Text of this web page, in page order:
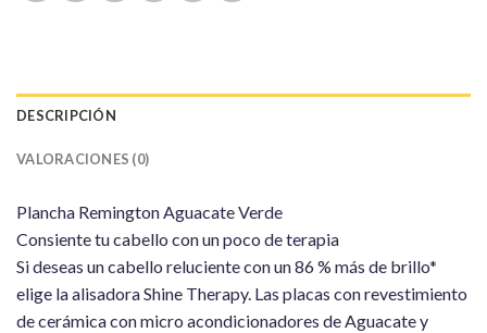
DESCRIPCIÓN
VALORACIONES (0)
Plancha Remington Aguacate Verde
Consiente tu cabello con un poco de terapia
Si deseas un cabello reluciente con un 86 % más de brillo*
elige la alisadora Shine Therapy. Las placas con revestimiento
de cerámica con micro acondicionadores de Aguacate y